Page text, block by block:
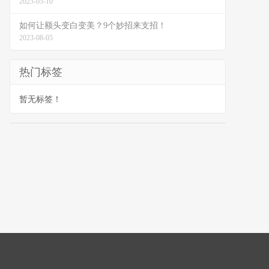
如何让额头变白变美？9个妙招来支招！
2023-08-05
热门标签
暂无标签！